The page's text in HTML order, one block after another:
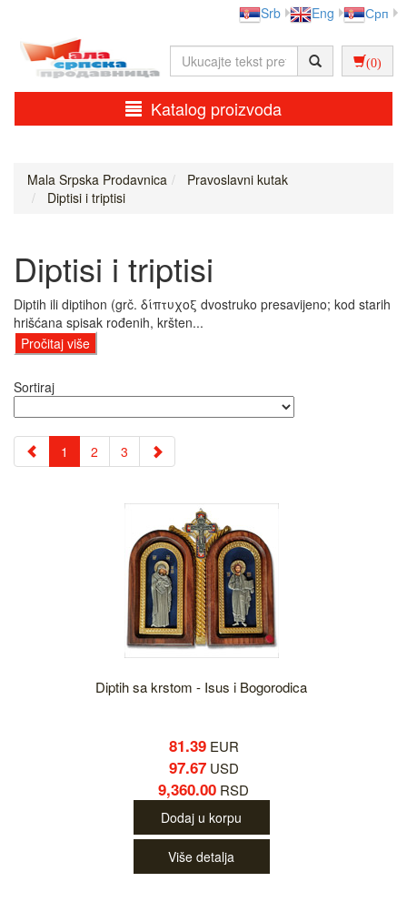
Srb Eng Срп
(0)
Katalog proizvoda
Mala Srpska Prodavnica
Pravoslavni kutak
Diptisi i triptisi
Diptisi i triptisi
Diptih ili diptihon (grč. δίπτυχοξ dvostruko presavijeno; kod starih
hrišćana spisak rođenih, kršten...
Pročitaj više
Sortiraj
1 2 3
Diptih sa krstom - Isus i Bogorodica
81.39EUR
97.67USD
9,360.00 RSD
Dodaj u korpu
Više detalja